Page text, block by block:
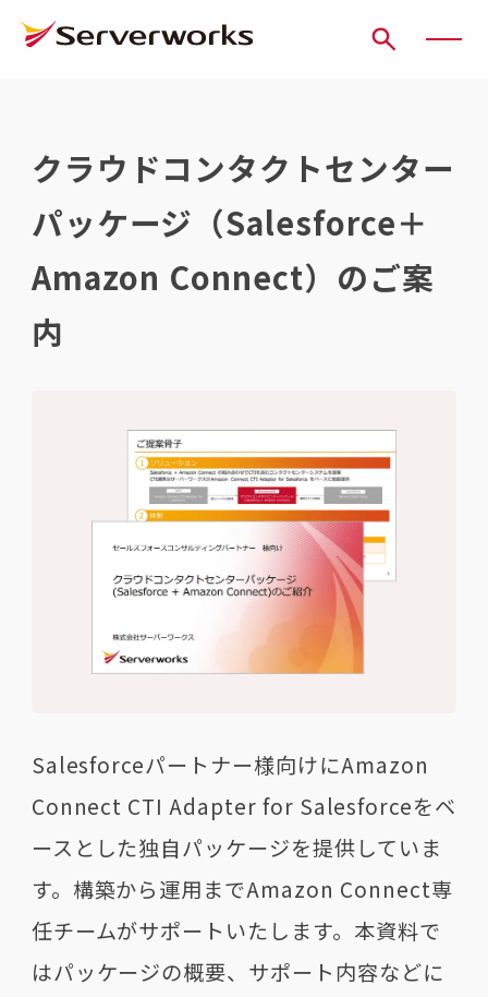
クラウドコンタクトセンター
パッケージ（Salesforce＋
Amazon Connect）のご案
内
Salesforceパートナー様向けにAmazon
Connect CTI Adapter for Salesforceをベ
ースとした独自パッケージを提供していま
す。構築から運用までAmazon Connect専
任チームがサポートいたします。本資料で
はパッケージの概要、サポート内容などに